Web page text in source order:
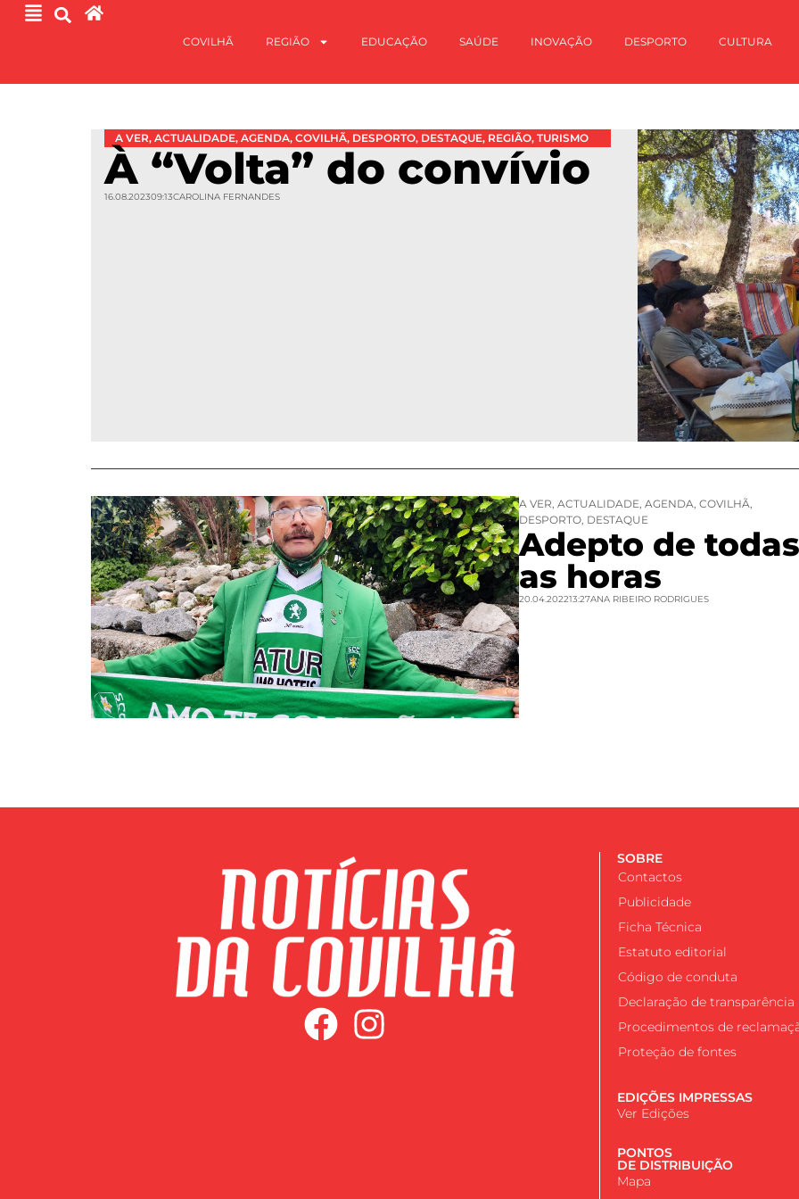
COVILHÃ REGIÃO EDUCAÇÃO SAÚDE INOVAÇÃO DESPORTO CULTURA
A VER, ACTUALIDADE, AGENDA, COVILHÃ, DESPORTO, DESTAQUE, REGIÃO, TURISMO
À “Volta” do convívio
16.08.202309:13CAROLINA FERNANDES
A VER, ACTUALIDADE, AGENDA, COVILHÃ,
DESPORTO, DESTAQUE
Adepto de todas
as horas
20.04.202213:27ANA RIBEIRO RODRIGUES
SOBRE
Contactos
Publicidade
Ficha Técnica
Estatuto editorial
Código de conduta
Declaração de transparência
Procedimentos de
Proteção de fontes
EDIÇÕES IMPRESSAS
Ver Edições
PONTOS
DE DISTRIBUIÇÃO
Mapa